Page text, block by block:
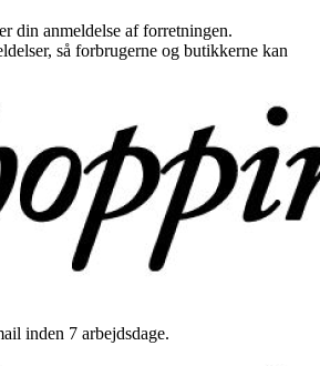
din anmeldelse af forretningen.
så forbrugerne og butikkerne kan
inden 7 arbejdsdage.